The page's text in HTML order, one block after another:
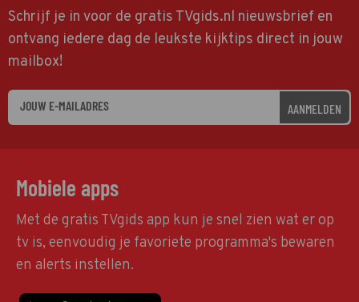
Schrijf je in voor de gratis TVgids.nl nieuwsbrief en
ontvang iedere dag de leukste kijktips direct in jouw
mailbox!
AANMELDEN
Mobiele apps
Met de gratis TVgids app kun je snel zien wat er op
tv is, eenvoudig je favoriete programma's bewaren
en alerts instellen.